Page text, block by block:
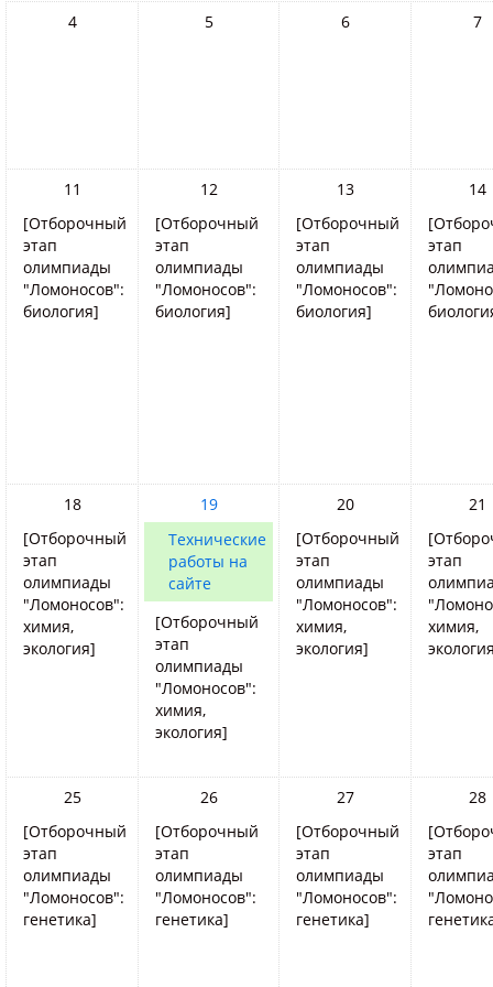
4 5 6 7
11
[Отборочный
этап
олимпиады
"Ломоносов":
биология]
12
[Отборочный
этап
олимпиады
"Ломоносов":
биология]
13
[Отборочный
этап
олимпиады
"Ломоносов":
биология]
14
этап
18
[Отборочный
этап
олимпиады
"Ломоносов":
химия,
экология]
19
Технические
работы на
сайте
[Отборочный
этап
олимпиады
"Ломоносов":
химия,
экология]
20
[Отборочный
этап
олимпиады
"Ломоносов":
химия,
экология]
21
этап
химия,
25
[Отборочный
этап
олимпиады
"Ломоносов":
генетика]
26
[Отборочный
этап
олимпиады
"Ломоносов":
генетика]
27
[Отборочный
этап
олимпиады
"Ломоносов":
генетика]
28
этап